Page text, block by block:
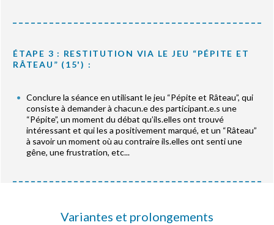
ÉTAPE 3 : RESTITUTION VIA LE JEU “PÉPITE ET
RÂTEAU” (15') :
Conclure la séance en utilisant le jeu “Pépite et Râteau”, qui
consiste à demander à chacun.e des participant.e.s une
“Pépite”, un moment du débat qu’ils.elles ont trouvé
intéressant et qui les a positivement marqué, et un “Râteau”
à savoir un moment où au contraire ils.elles ont senti une
gêne, une frustration, etc...
Variantes et prolongements